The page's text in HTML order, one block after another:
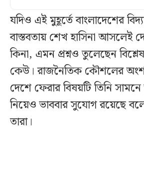
যদিও এই মুহূর্তে বাংলাদেশের
বাস্তবতায় শেখ হাসিনা আসলেই
কিনা, এমন প্রশ্নও তুলেছেন
কেউ। রাজনৈতিক কৌশলের অংশ
দেশে ফেরার বিষয়টি তিনি
নিয়েও ভাববার সুযোগ রয়েছে
তারা।